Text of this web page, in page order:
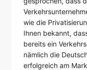
wie die
Ihnen bekannt,
bereits ein
nämlich die
erfolgreich am